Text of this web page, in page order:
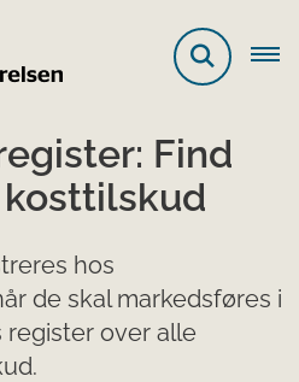
Find
hos
de skal markedsføres i
register over alle